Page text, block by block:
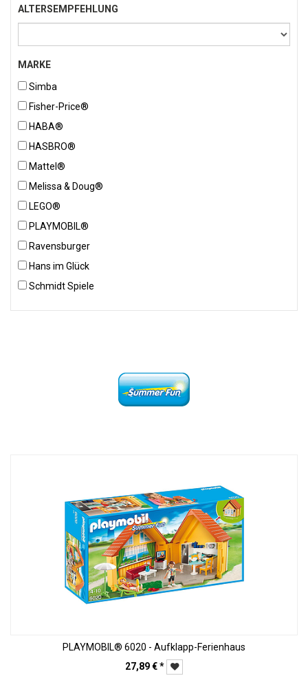
ALTERSEMPFEHLUNG
MARKE
Simba
Fisher-Price®
HABA®
HASBRO®
Mattel®
Melissa & Doug®
LEGO®
PLAYMOBIL®
Ravensburger
Hans im Glück
Schmidt Spiele
PLAYMOBIL® 6020 - Aufklapp-Ferienhaus
27,89€*